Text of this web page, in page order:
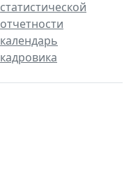
статистической
отчетности
календарь
кадровика